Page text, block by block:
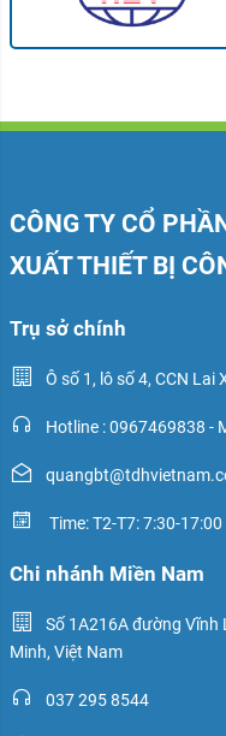
CÔNG TY CỔ
XUẤT THIẾT BỊ
Trụ sở chính
Ô số 1, lô số 4, CCN Lai
Hotline : 0967469838 -
Time: T2-T7: 7:30-17:00
Chi nhánh Miền Nam
Số 1A216A đường Vĩnh
Minh, Việt Nam
037 295 8544